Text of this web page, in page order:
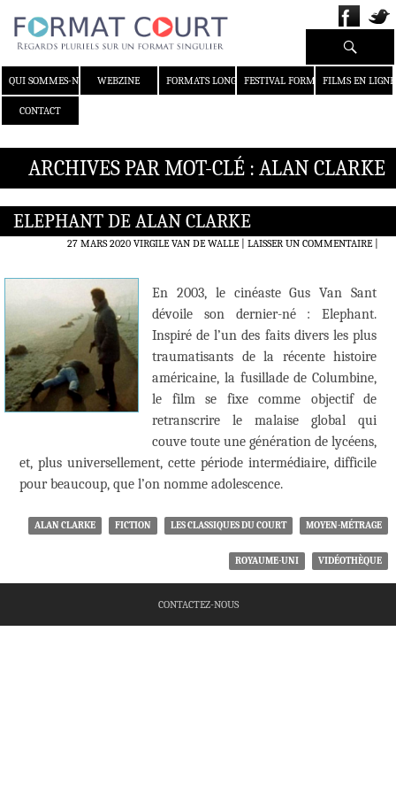
QUI SOMMES-NOUS ?WEBZINE FORMATS LONGS FESTIVAL FORMAT COURT
FILMS EN LIGNE
CONTACT
Recherche
ARCHIVES PAR MOT-CLÉ : ALAN CLARKE
ELEPHANT DE ALAN CLARKE
27 MARS 2020 VIRGILE VAN DE WALLE LAISSER UN COMMENTAIRE|
En 2003, le cinéaste Gus Van Sant
dévoile son dernier-né : Elephant.
Inspiré de l’un des faits divers les plus
traumatisants de la récente histoire
américaine, la fusillade de Columbine,
le film se fixe comme objectif de
retranscrire le malaise global qui
couve toute une génération de lycéens,
et, plus universellement, cette période intermédiaire, difficile
pour beaucoup, que l’on nomme adolescence.
ALAN CLARKE FICTION LES CLASSIQUES DU COURT MOYEN-MÉTRAGE
ROYAUME-UNI VIDÉOTHÈQUE
CONTACTEZ-NOUS